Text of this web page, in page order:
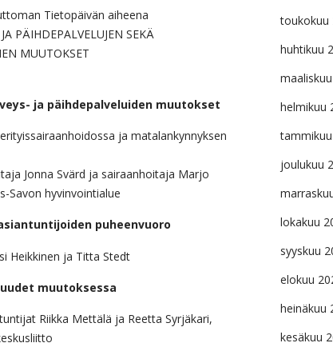
Tietopäivän aiheena
PÄIHDEPALVELUJEN SEKÄ
MUUTOKSET
ja päihdepalveluiden muutokset
ja matalankynnyksen
Jonna Svärd ja sairaanhoitaja Marjo
Savon hyvinvointialue
puheenvuoro
Heikkinen ja Titta Stedt
muutoksessa
Riikka Mettälä ja Reetta Syrjäkari,
toukokuu
huhtikuu
helmikuu
joulukuu
lokakuu
syyskuu
elokuu
heinäkuu
kesäkuu